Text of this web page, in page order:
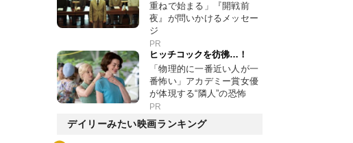
重ねで始まる」『開戦前
夜』が問いかけるメッセー
ジ
PR
ヒッチコックを彷彿…！
「物理的に一番近い人が一
番怖い」アカデミー賞女優
が体現する“隣人”の恐怖
PR
デイリーみたい映画ランキング